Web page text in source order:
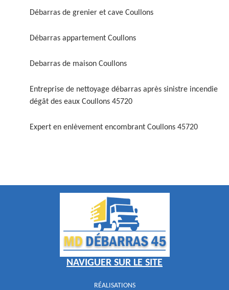
Débarras de grenier et cave Coullons
Débarras appartement Coullons
Debarras de maison Coullons
Entreprise de nettoyage débarras après sinistre incendie
dégât des eaux Coullons 45720
Expert en enlèvement encombrant Coullons 45720
NAVIGUER SUR LE SITE
RÉALISATIONS